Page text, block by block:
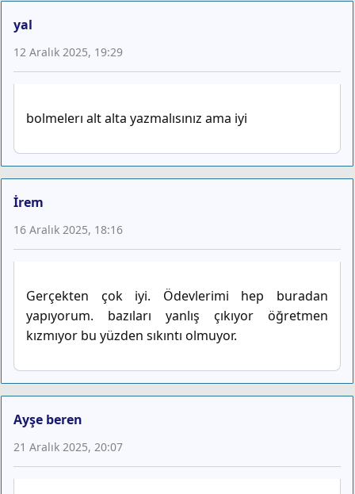
yal
12 Aralık 2025, 19:29
bolmelerı alt alta yazmalısınız ama iyi
İrem
16 Aralık 2025, 18:16
Gerçekten çok iyi. Ödevlerimi hep buradan
yapıyorum. bazıları yanlış çıkıyor öğretmen
kızmıyor bu yüzden sıkıntı olmuyor.
Ayşe beren
21 Aralık 2025, 20:07